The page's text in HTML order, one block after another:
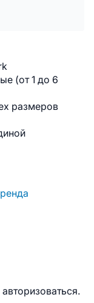
(от 1 до 6
размеров